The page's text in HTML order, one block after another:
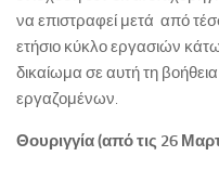
να επιστραφεί μετά από
ετήσιο κύκλο εργασιών
δικαίωμα σε αυτή τη
εργαζομένων.
Θουριγγία (από τις 26